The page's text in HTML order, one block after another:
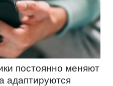
постоянно меняют
адаптируются